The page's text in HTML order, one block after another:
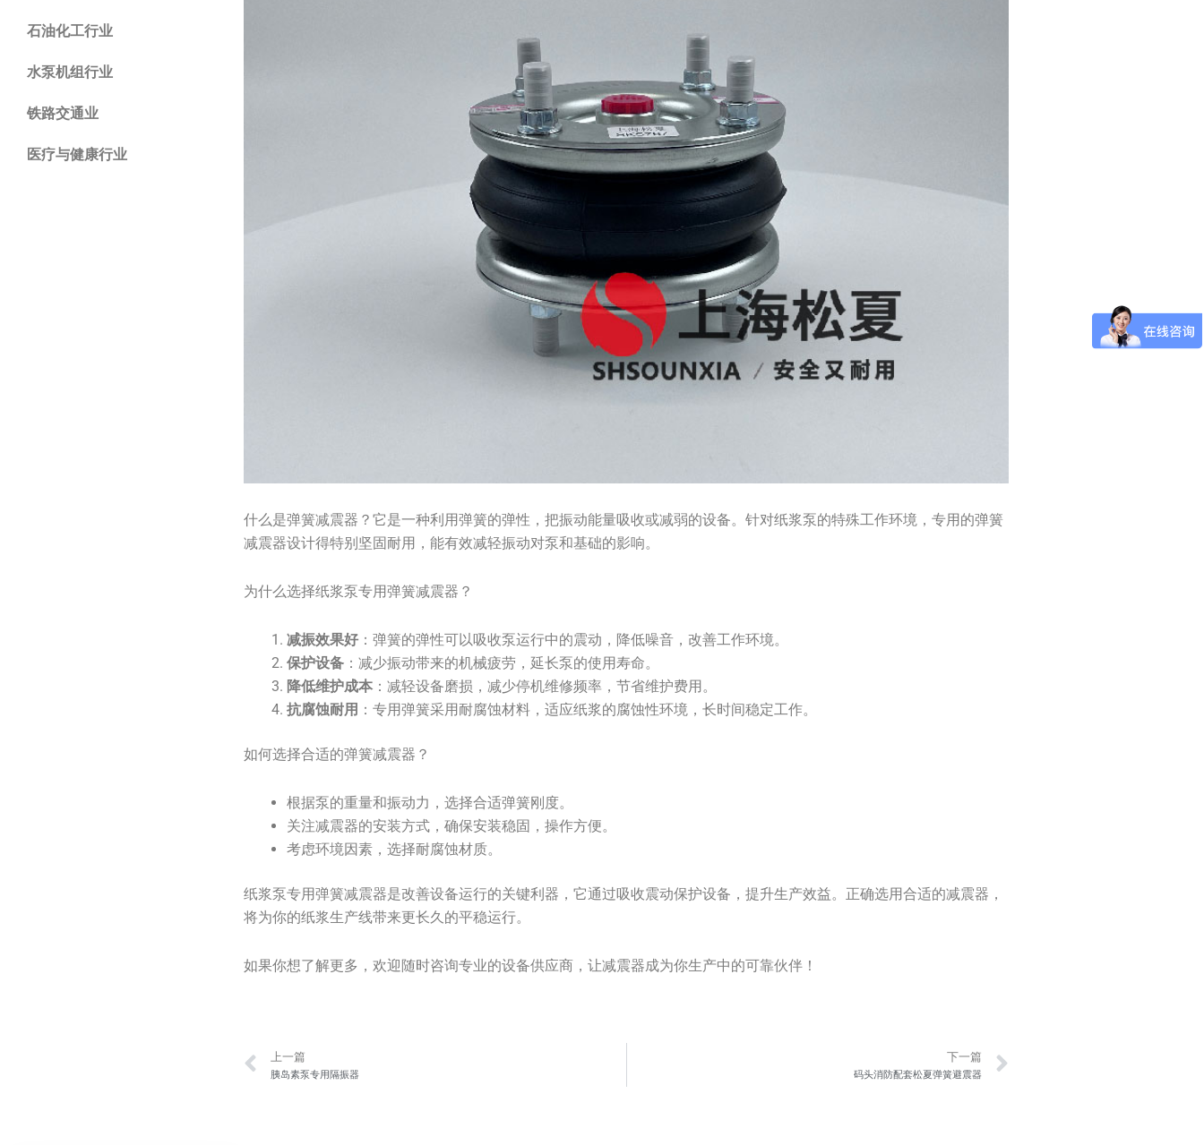
石油化工行业
水泵机组行业
铁路交通业
医疗与健康行业
什么是弹簧减震器？它是一种利用弹簧的弹性，把振动能量吸收或减弱的设备。针对纸浆泵的特殊工作环境，专用的弹簧
减震器设计得特别坚固耐用，能有效减轻振动对泵和基础的影响。
为什么选择纸浆泵专用弹簧减震器？
减振效果好 ：弹簧的弹性可以吸收泵运行中的震动，降低噪音，改善工作环境。
保护设备 ：减少振动带来的机械疲劳，延长泵的使用寿命。
降低维护成本 ：减轻设备磨损，减少停机维修频率，节省维护费用。
抗腐蚀耐用 ：专用弹簧采用耐腐蚀材料，适应纸浆的腐蚀性环境，长时间稳定工作。
如何选择合适的弹簧减震器？
根据泵的重量和振动力，选择合适弹簧刚度。
关注减震器的安装方式，确保安装稳固，操作方便。
考虑环境因素，选择耐腐蚀材质。
纸浆泵专用弹簧减震器是改善设备运行的关键利器，它通过吸收震动保护设备，提升生产效益。正确选用合适的减震器，
将为你的纸浆生产线带来更长久的平稳运行。
如果你想了解更多，欢迎随时咨询专业的设备供应商，让减震器成为你生产中的可靠伙伴！
Prev
上一篇
胰岛素泵专用隔振器
下一篇
码头消防配套松夏弹簧避震器